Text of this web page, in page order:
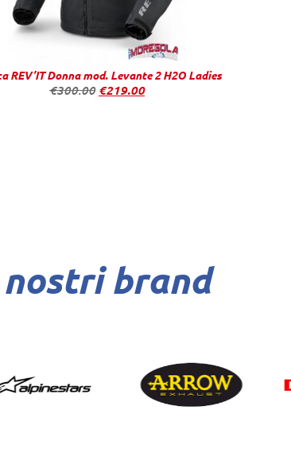
REV’IT Donna mod. Levante 2 H2O Ladies
€300.00 €219.00
brand